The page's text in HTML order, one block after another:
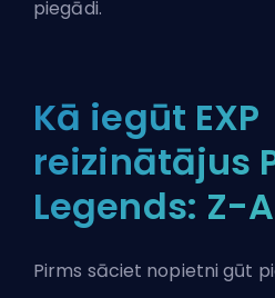
piegādi.
Kā iegūt EXP
reizinātājus
Legends: Z-A
Pirms sāciet nopietni gūt